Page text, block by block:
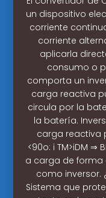
un dispositivo
corriente
corriente
aplicarla
consumo o
comporta un
carga reactiva
circula por la
la batería.
carga reactiva
<90o: i TM>iDM
a carga de forma
como inversor.
Sistema que